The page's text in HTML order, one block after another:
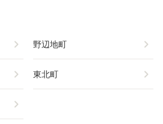
chevron_right 野辺地町 chevron_right
chevron_right 東北町 chevron_right
chevron_right